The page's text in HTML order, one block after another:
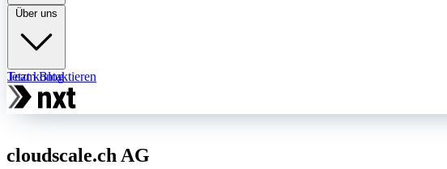
Über uns
TeamBlog
Jetzt kontaktieren
cloudscale.ch AG